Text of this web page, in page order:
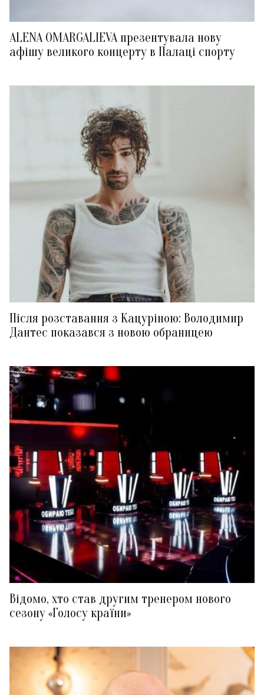
ALENA OMARGALIEVA презентувала нову
афішу великого концерту в Палаці спорту
Після розставання з Кацуріною: Володимир
Дантес показався з новою обраницею
Відомо, хто став другим тренером нового
сезону «Голосу країни»